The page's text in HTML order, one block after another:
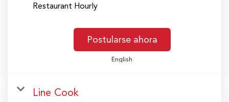
Restaurant Hourly
Postularse ahora
English
Line Cook